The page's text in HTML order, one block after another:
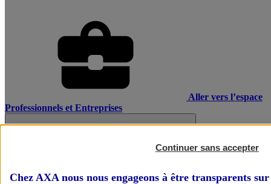
Aller vers l’espace
Professionnels et Entreprises
Continuer sans accepter
Chez AXA nous nous engageons à être transparents